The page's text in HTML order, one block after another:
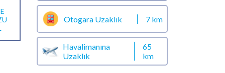
Otogara Uzaklık 7 km
Havalimanına
Uzaklık
65
km